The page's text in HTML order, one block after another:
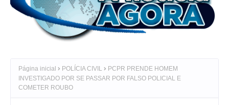
Página inicial POLÍCIA CIVIL
PCPR PRENDE HOMEM
INVESTIGADO POR SE PASSAR POR FALSO POLICIAL E
COMETER ROUBO